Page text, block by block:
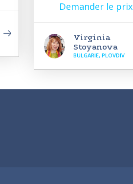
Demander le prix
Virginia
Stoyanova
BULGARIE, PLOVDIV